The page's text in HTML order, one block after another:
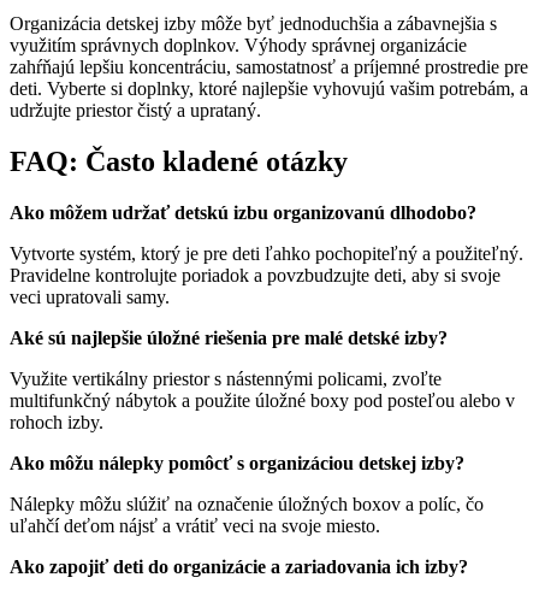
Organizácia detskej izby môže byť jednoduchšia a zábavnejšia s
využitím správnych doplnkov. Výhody správnej organizácie
zahŕňajú lepšiu koncentráciu, samostatnosť a príjemné prostredie pre
deti. Vyberte si doplnky, ktoré najlepšie vyhovujú vašim potrebám, a
udržujte priestor čistý a uprataný.
FAQ: Často kladené otázky
Ako môžem udržať detskú izbu organizovanú dlhodobo?
Vytvorte systém, ktorý je pre deti ľahko pochopiteľný a použiteľný.
Pravidelne kontrolujte poriadok a povzbudzujte deti, aby si svoje
veci upratovali samy.
Aké sú najlepšie úložné riešenia pre malé detské izby?
Využite vertikálny priestor s nástennými policami, zvoľte
multifunkčný nábytok a použite úložné boxy pod posteľou alebo v
rohoch izby.
Ako môžu nálepky pomôcť s organizáciou detskej izby?
Nálepky môžu slúžiť na označenie úložných boxov a políc, čo
uľahčí deťom nájsť a vrátiť veci na svoje miesto.
Ako zapojiť deti do organizácie a zariadovania ich izby?